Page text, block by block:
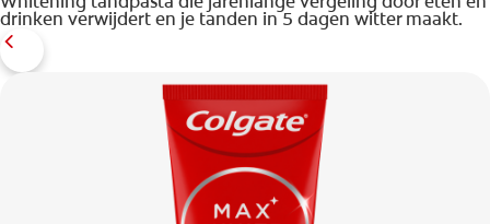
drinken verwijdert en je tanden in 5 dagen witter maakt.